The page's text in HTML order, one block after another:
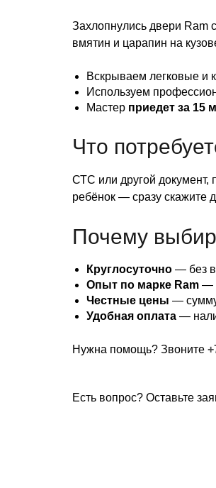
Захлопнулись двери Ram
вмятин и царапин на
Вскрываем легковые и
Используем
Мастер приедет за 15
Что
СТС или другой
ребёнок — сразу скажите
Почему
Круглосуточно — без
Опыт по марке Ram —
Честные цены —
Удобная оплата —
Нужна помощь? Звоните
Есть вопрос? Оставьте